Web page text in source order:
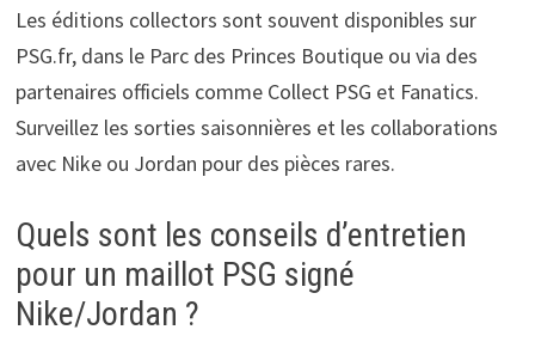
Les éditions collectors sont souvent disponibles sur
PSG.fr, dans le Parc des Princes Boutique ou via des
partenaires officiels comme Collect PSG et Fanatics.
Surveillez les sorties saisonnières et les collaborations
avec Nike ou Jordan pour des pièces rares.
Quels sont les conseils d’entretien
pour un maillot PSG signé
Nike/Jordan ?